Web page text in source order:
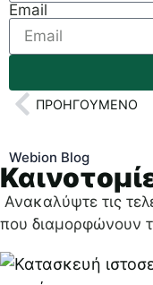
Email
ΠΡΟΗΓΟΎΜΕΝΟ
Webion Blog
Ανακαλύψτε τις
που διαμορφώνουν